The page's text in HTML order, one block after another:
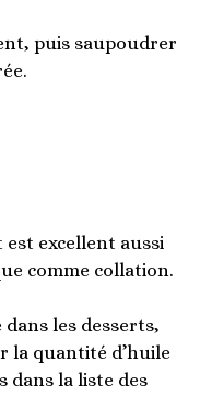
puis saupoudrer
excellent aussi
comme collation.
dans les desserts,
la quantité d’huile
dans la liste des